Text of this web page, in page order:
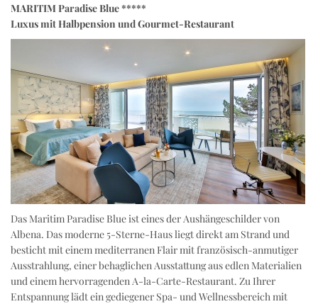
MARITIM Paradise Blue *****
Luxus mit Halbpension und Gourmet-Restaurant
Das Maritim Paradise Blue ist eines der Aushängeschilder von
Albena. Das moderne 5-Sterne-Haus liegt direkt am Strand und
besticht mit einem mediterranen Flair mit französisch-anmutiger
Ausstrahlung, einer behaglichen Ausstattung aus edlen Materialien
und einem hervorragenden A-la-Carte-Restaurant. Zu Ihrer
Entspannung lädt ein gediegener Spa- und Wellnessbereich mit